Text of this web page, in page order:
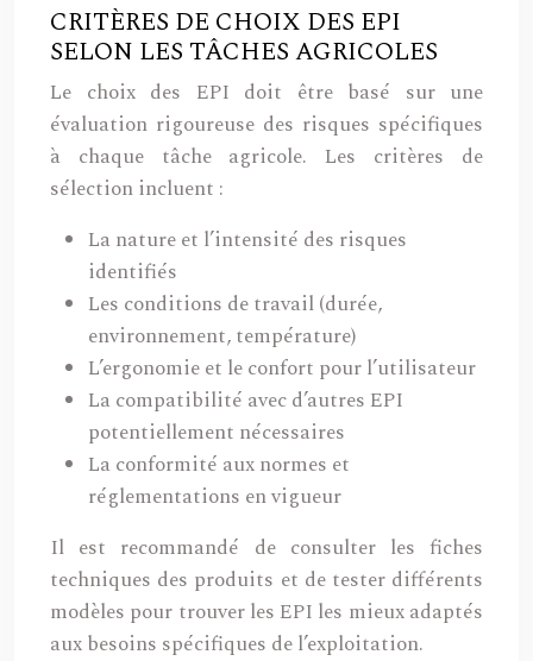
CRITÈRES DE CHOIX DES EPI
SELON LES TÂCHES AGRICOLES
Le choix des EPI doit être basé sur une
évaluation rigoureuse des risques spécifiques
à chaque tâche agricole. Les critères de
sélection incluent :
La nature et l’intensité des risques
identifiés
Les conditions de travail (durée,
environnement, température)
L’ergonomie et le confort pour l’utilisateur
La compatibilité avec d’autres EPI
potentiellement nécessaires
La conformité aux normes et
réglementations en vigueur
Il est recommandé de consulter les fiches
techniques des produits et de tester différents
modèles pour trouver les EPI les mieux adaptés
aux besoins spécifiques de l’exploitation.